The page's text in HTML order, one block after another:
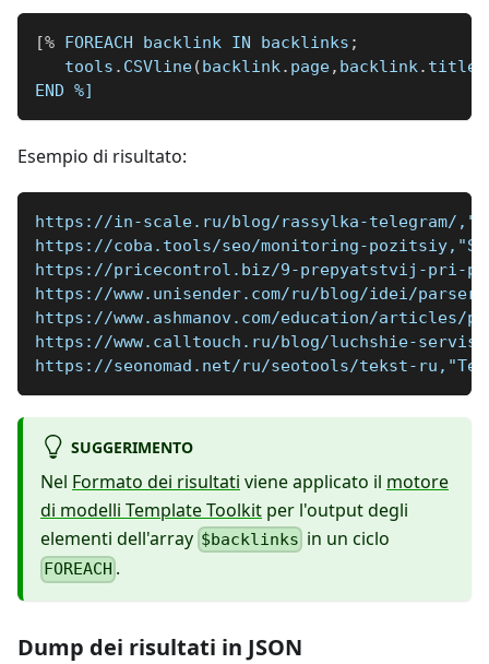
[% FOREACH backlink IN backlinks ;
   tools
. CSVline(backlink. page, backlink. title
END %]
Esempio di risultato:
https://in-scale.ru/blog/rassylka-telegram/
https://coba.tools/seo/monitoring-
https://pricecontrol.biz/9-prepyatstvij-pri-
https://www.unisender.com/ru/blog/idei/
https://www.ashmanov.com/education/
https://www.calltouch.ru/blog/luchshie-
https://seonomad.net/ru/seotools/tekst-
SUGGERIMENTO
Nel Formato dei risultati viene applicato il motore
di modelli Template Toolkit per l'output degli
elementi dell'array $backlinks in un ciclo
FOREACH .
Dump dei risultati in JSON